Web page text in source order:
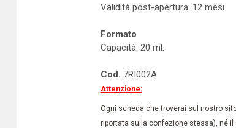
Validità post-apertura: 12 mesi.
Formato
Capacità: 20 ml.
Cod. 7RI002A
Attenzione:
Ogni scheda che troverai sul nostro
riportata sulla confezione stessa), né